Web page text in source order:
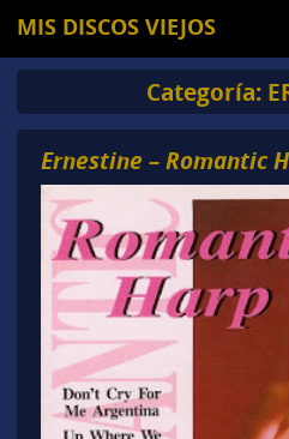
MIS DISCOS VIEJOS
Categoría:
Ernestine – Romantic